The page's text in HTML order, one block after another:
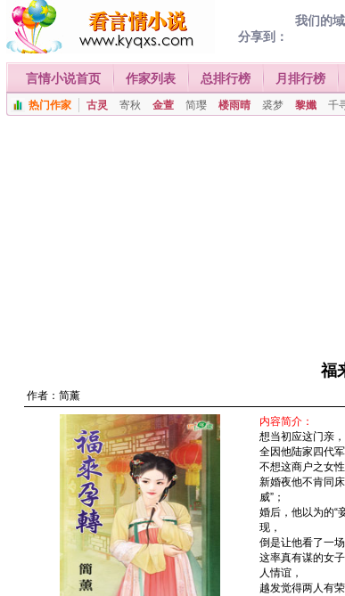
我们的
分享到：
言情小说首页
作家列表 总排行榜 月排行榜
热门作家 古灵 寄秋 金萱 简璎 楼雨晴 裘梦 黎孅 千
福
作者： 简薰
内容简介：
想当初应这门亲
全因他陆家四代
不想这商户之女
新婚夜他不肯同
威”；
婚后，他以为的“
现，
倒是让他看了一
这率真有谋的女
人情谊，
越发觉得两人有